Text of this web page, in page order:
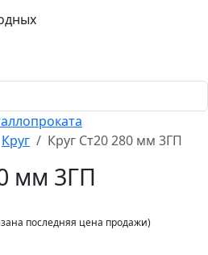
Круг Круг Ст20 280 мм 3ГП
мм 3ГП
последняя цена продажи)